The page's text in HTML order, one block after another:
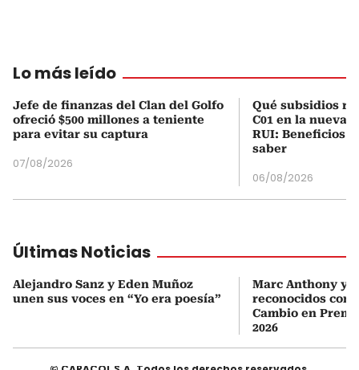
Lo más leído
Jefe de finanzas del Clan del Golfo
ofreció $500 millones a teniente
para evitar su captura
07/08/2026
Qué subsidios
C01 en la nueva
RUI: Beneficios
saber
06/08/2026
Últimas Noticias
Alejandro Sanz y Eden Muñoz
unen sus voces en “Yo era poesía”
Marc Anthony y
reconocidos
Cambio en
2026